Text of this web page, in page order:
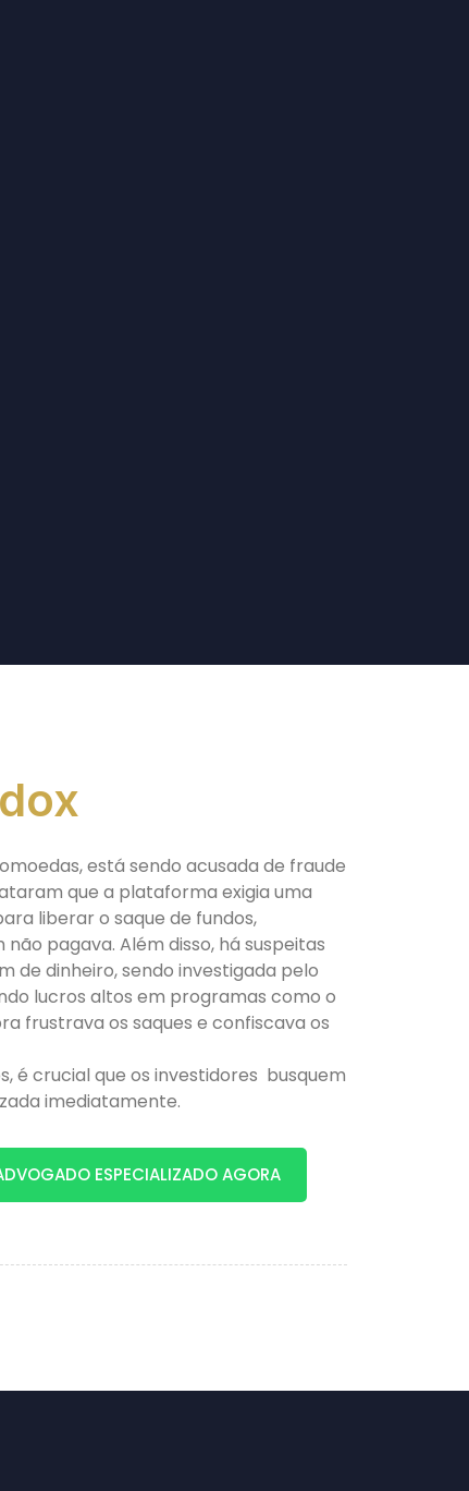
está sendo acusada de fraude
que a plataforma exigia uma
liberar o saque de fundos,
pagava. Além disso, há suspeitas
de dinheiro, sendo investigada pelo
lucros altos em programas como o
frustrava os saques e confiscava os
é crucial que os investidores busquem
imediatamente.
ESPECIALIZADO AGORA